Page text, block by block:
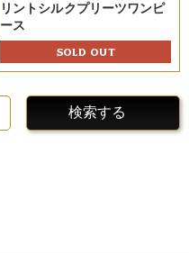
リントシルクプリーツワンピ
ース
SOLD OUT
検索する